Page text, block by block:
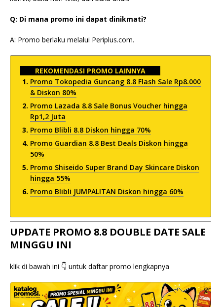
Q: Di mana promo ini dapat dinikmati?
A: Promo berlaku melalui Periplus.com.
REKOMENDASI PROMO LAINNYA
Promo Tokopedia Guncang 8.8 Flash Sale Rp8.000
& Diskon 80%
Promo Lazada 8.8 Sale Bonus Voucher hingga
Rp1,2 Juta
Promo Blibli 8.8 Diskon hingga 70%
Promo Guardian 8.8 Best Deals Diskon hingga
50%
Promo Shiseido Super Brand Day Skincare Diskon
hingga 55%
Promo Blibli JUMPALITAN Diskon hingga 60%
UPDATE PROMO 8.8 DOUBLE DATE SALE
MINGGU INI
klik di bawah ini 👇 untuk daftar promo lengkapnya